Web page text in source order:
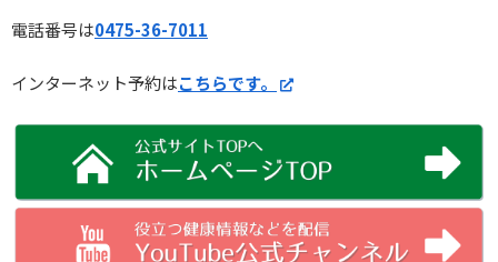
電話番号は0475-36-7011
インターネット予約はこちらです。